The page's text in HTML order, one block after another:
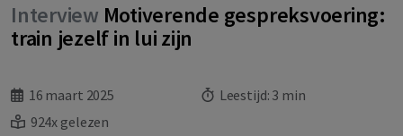
Interview Motiverende gespreksvoering:
train jezelf in lui zijn
16 maart 2025 Leestijd: 3 min
924x gelezen